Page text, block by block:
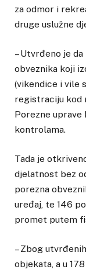
za odmor i
druge uslužne
– Utvrđeno je
obveznika koji
(vikendice i vile
registraciju kod
Porezne uprave
kontrolama.
Tada je
djelatnost bez
porezna
uređaj, te 146
promet putem
– Zbog
objekata, a u